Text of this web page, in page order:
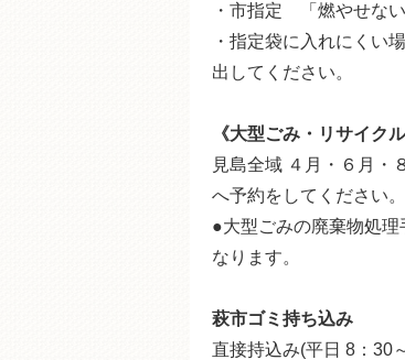
・市指定 「燃やせな
・指定袋に入れにくい
出してください。
《大型ごみ・リサイク
見島全域 ４月・６月・
へ予約をしてください。
●大型ごみの廃棄物処
なります。
萩市ゴミ持ち込み
直接持込み(平日 8：30